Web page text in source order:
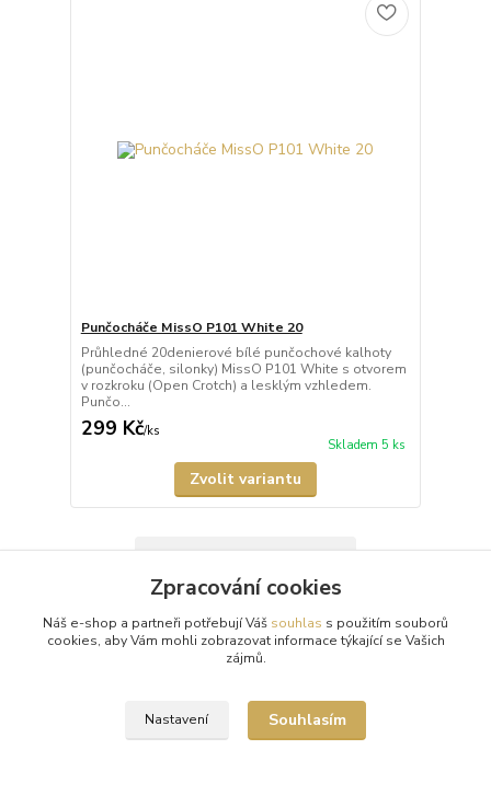
Punčocháče MissO P101 White 20
Průhledné 20denierové bílé punčochové kalhoty
(punčocháče, silonky) MissO P101 White s otvorem
v rozkroku (Open Crotch) a lesklým vzhledem.
Punčo...
299 Kč/ks
Skladem 5 ks
Zvolit variantu
Načíst další produkty (27)
strana z 13další
Zpracování cookies
Náš e-shop a partneři potřebují Váš souhlas s použitím souborů
cookies, aby Vám mohli zobrazovat informace týkající se Vašich
zájmů.
Nastavení Souhlasím